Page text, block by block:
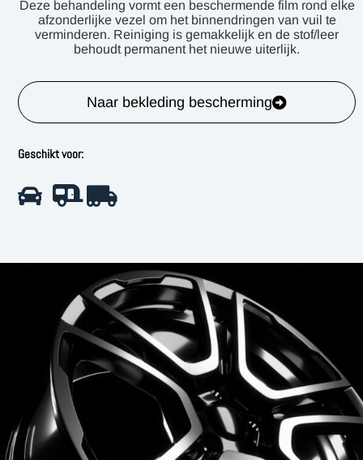
Deze behandeling vormt een beschermende film rond elke
afzonderlijke vezel om het binnendringen van vuil te
verminderen. Reiniging is gemakkelijk en de stof/leer
behoudt permanent het nieuwe uiterlijk.
Naar bekleding bescherming
Geschikt voor: